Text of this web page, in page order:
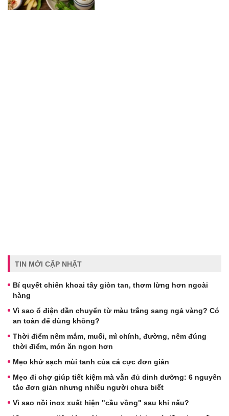
TIN MỚI CẬP NHẬT
Bí quyết chiên khoai tây giòn tan, thơm lừng hơn ngoài
hàng
Vì sao ổ điện dần chuyển từ màu trắng sang ngả vàng? Có
an toàn để dùng không?
Thời điểm nêm mắm, muối, mì chính, đường, nêm đúng
thời điểm, món ăn ngon hơn
Mẹo khử sạch mùi tanh của cá cực đơn giản
Mẹo đi chợ giúp tiết kiệm mà vẫn đủ dinh dưỡng: 6 nguyên
tắc đơn giản nhưng nhiều người chưa biết
Vì sao nồi inox xuất hiện "cầu vồng" sau khi nấu?